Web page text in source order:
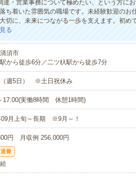
達・営業事務について極めたい、という方に
ち着いた雰囲気の職場です。未経験歓迎のお
切に、未来につながる一歩を支えます。初め
る
須市
から徒歩6分／二ツ杁駅から徒歩7分
（週5日） ※土日祝休み
17:00(実働8時間 休憩1時間)
09月上旬～長期 ※9月～！
円 月収例 256,000円
費